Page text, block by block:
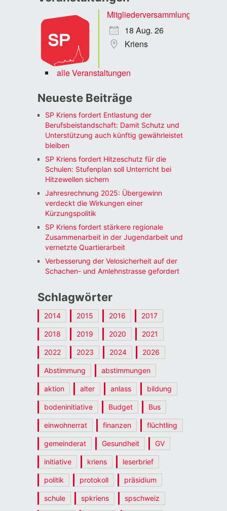
Mitgliederversammlung
18 Aug. 26
Kriens
alle Veranstaltungen
Neueste Beiträge
SP Kriens fordert Entlastung der
Berufsbeistandschaft: Damit Schutz und
Unterstützung auch künftig gewährleistet
bleiben
SP Kriens fordert Hitzeschutz für die
Schulen: Stufenplan soll Unterricht bei
Hitzewellen sichern
Jahresrechnung 2025: Übergewinn
verdeckt die Wirkungen einer
Kürzungspolitik
SP Kriens fordert stärkere regionale
Zusammenarbeit in der Jugendarbeit und
vernetzte Quartierarbeit
Verbesserung der Velosicherheit auf der
Schachen- und Amlehnstrasse gefordert
Schlagwörter
2014 2015 2016 2017
2018 2019 2020 2021
2022 2023 2024 2026
Abstimmung abstimmungen
aktion alter anlass bildung
bodeninitiative Budget Bus
einwohnerrat finanzen flüchtling
gemeinderat Gesundheit GV
initiative kriens leserbrief
politik protokoll präsidium
schule spkriens spschweiz